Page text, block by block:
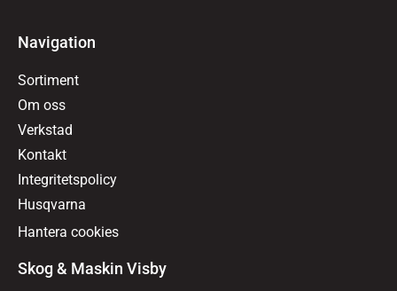
Navigation
Sortiment
Om oss
Verkstad
Kontakt
Integritetspolicy
Husqvarna
Hantera cookies
Skog & Maskin Visby